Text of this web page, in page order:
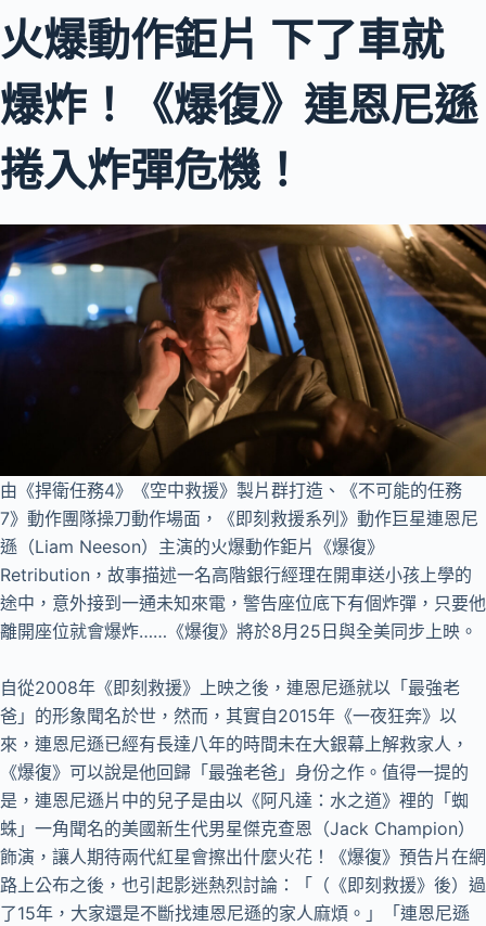
火爆動作鉅片 下了車就
爆炸！《爆復》連恩尼遜
捲入炸彈危機！
由《捍衛任務4》《空中救援》製片群打造、《不可能的任務
7》動作團隊操刀動作場面，《即刻救援系列》動作巨星連恩尼
遜（Liam Neeson）主演的火爆動作鉅片《爆復》
Retribution，故事描述一名高階銀行經理在開車送小孩上學的
途中，意外接到一通未知來電，警告座位底下有個炸彈，只要他
離開座位就會爆炸……《爆復》將於8月25日與全美同步上映。
自從2008年《即刻救援》上映之後，連恩尼遜就以「最強老
爸」的形象聞名於世，然而，其實自2015年《一夜狂奔》以
來，連恩尼遜已經有長達八年的時間未在大銀幕上解救家人，
《爆復》可以說是他回歸「最強老爸」身份之作。值得一提的
是，連恩尼遜片中的兒子是由以《阿凡達：水之道》裡的「蜘
蛛」一角聞名的美國新生代男星傑克查恩（Jack Champion）
飾演，讓人期待兩代紅星會擦出什麼火花！《爆復》預告片在網
路上公布之後，也引起影迷熱烈討論：「（《即刻救援》後）過
了15年，大家還是不斷找連恩尼遜的家人麻煩。」「連恩尼遜